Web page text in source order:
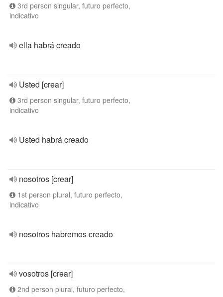
3rd person singular, futuro perfecto,
indicativo
ella habrá creado
Usted [crear]
3rd person singular, futuro perfecto,
indicativo
Usted habrá creado
nosotros [crear]
1st person plural, futuro perfecto,
indicativo
nosotros habremos creado
vosotros [crear]
2nd person plural, futuro perfecto,